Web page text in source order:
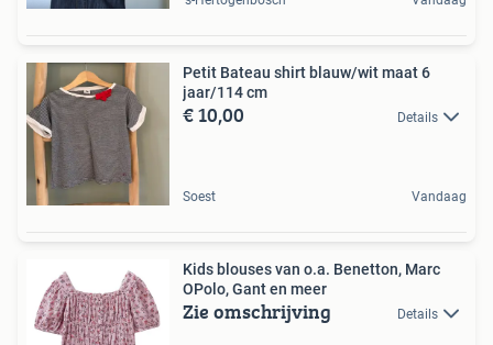
Petit Bateau shirt blauw/wit maat 6
jaar/114 cm
€ 10,00 Details
Soest Vandaag
Kids blouses van o.a. Benetton, Marc
OPolo, Gant en meer
Zie omschrijving Details